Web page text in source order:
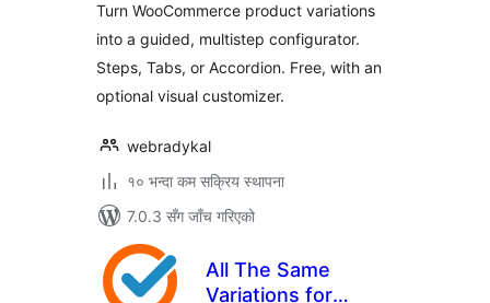
Turn WooCommerce product variations
into a guided, multistep configurator.
Steps, Tabs, or Accordion. Free, with an
optional visual customizer.
webradykal
१० भन्दा कम सक्रिय स्थापना
7.0.3 सँग जाँच गरिएको
All The Same
Variations for